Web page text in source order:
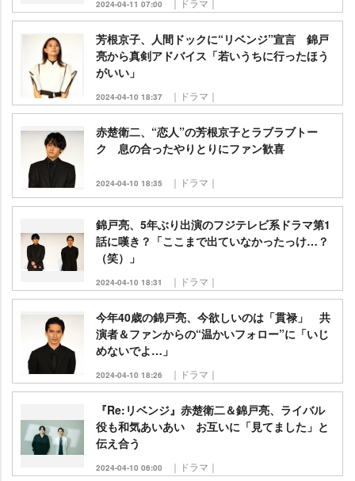
2024-04-11 07:00 ｜ドラマ｜
芳根京子、人間ドックに“リベンジ”宣言 錦戸
亮から真剣アドバイス「若いうちに行ったほう
がいい」
2024-04-10 18:37 ｜ドラマ｜
赤楚衛二、“恋人”の芳根京子とラブラブトー
ク 息の合ったやりとりにファン歓喜
2024-04-10 18:35 ｜ドラマ｜
錦戸亮、5年ぶり出演のフジテレビ系ドラマ第1
話に嘆き？「ここまで出ていなかったっけ…？
（笑）」
2024-04-10 18:31 ｜ドラマ｜
今年40歳の錦戸亮、今欲しいのは「貫禄」 共
演者＆ファンからの“温かいフォロー”に「いじ
めないでよ…」
2024-04-10 18:26 ｜ドラマ｜
『Re:リベンジ』赤楚衛二＆錦戸亮、ライバル
役も和気あいあい お互いに「見てました」と
伝え合う
2024-04-10 06:00 ｜ドラマ｜